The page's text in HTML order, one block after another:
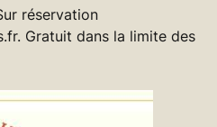
réservation
Gratuit dans la limite des